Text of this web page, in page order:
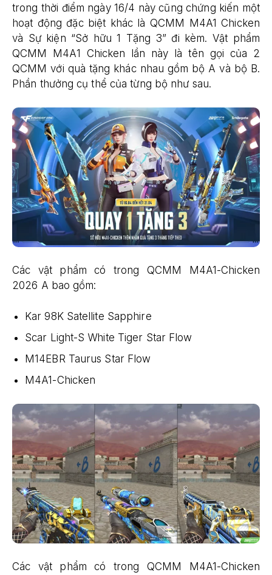
trong thời điểm ngày 16/4 này cũng chứng kiến một
hoạt động đặc biệt khác là QCMM M4A1 Chicken
và Sự kiện “Sở hữu 1 Tặng 3” đi kèm. Vật phẩm
QCMM M4A1 Chicken lần này là tên gọi của 2
QCMM với quà tặng khác nhau gồm bộ A và bộ B.
Phần thưởng cụ thể của từng bộ như sau.
Các vật phẩm có trong QCMM M4A1-Chicken
2026 A bao gồm:
Kar 98K Satellite Sapphire
Scar Light-S White Tiger Star Flow
M14EBR Taurus Star Flow
M4A1-Chicken
Các vật phẩm có trong QCMM M4A1-Chicken